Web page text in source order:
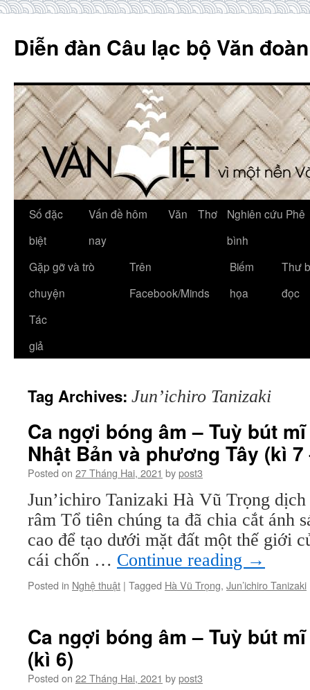
content
Diễn đàn Câu lạc bộ Văn
Số đặc
biệt
Vấn đề hôm
nay
Văn Thơ
Nghiên cứu Phê
bình
Gặp gỡ và trò
chuyện
Trên
Facebook/Minds
Biếm
họa
Thư
đọc
Tác
giả
Tag Archives: Jun’ichiro Tanizaki
Ca ngợi bóng âm – Tuỳ bút
Nhật Bản và phương Tây (kì 7
Posted on 27 Tháng Hai, 2021 bypost3
Jun’ichiro Tanizaki Hà Vũ Trọng
râm Tổ tiên chúng ta đã chia cắt ánh
cao để tạo dưới mặt đất một thế giới
cái chốn … Continue reading →
Posted in Nghệ thuật | Tagged Hà Vũ Trọng, Jun’ichiro Tanizaki
Ca ngợi bóng âm – Tuỳ bút
(kì 6)
Posted on 22 Tháng Hai, 2021 bypost3